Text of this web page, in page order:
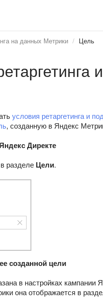
на данных Метрики Цель
условия ретаргетинга и
, созданную в Яндекс
Директе
разделе Цели.
созданной цели
в настройках кампании
она отображается в